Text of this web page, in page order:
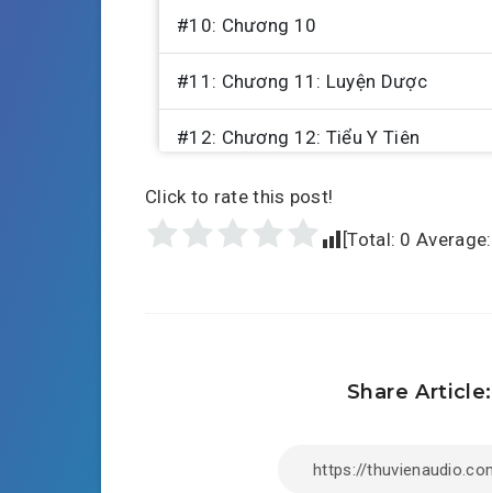
#10: Chương 10
#11: Chương 11: Luyện Dược
#12: Chương 12: Tiểu Y Tiên
#13: Chương 13: Thu đồ đệ
#14: Chương 14: Tìm Bảo
#18: Chương 18: Giáo dục Tiểu Y
Click to rate this post!
[Total: 0 Average:
Share Article: